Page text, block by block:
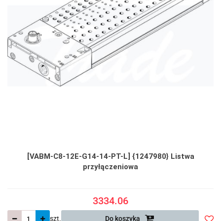
[VABM-C8-12E-G14-14-PT-L] {1247980} Listwa
przyłączeniowa
3334.06
szt. Do koszyka